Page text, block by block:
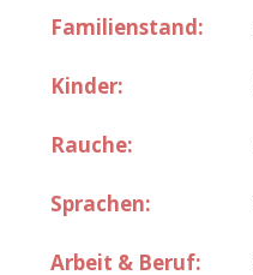
Familienstand:
Kinder:
Rauche:
Sprachen:
Arbeit & Beruf: